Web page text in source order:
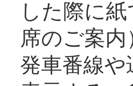
した際に
席のご案
発車番線